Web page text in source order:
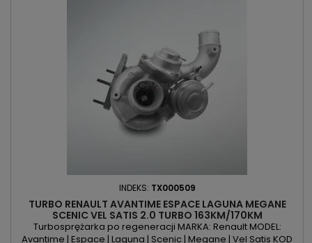
INDEKS: TX000509
TURBO RENAULT AVANTIME ESPACE LAGUNA MEGANE
SCENIC VEL SATIS 2.0 TURBO 163KM/170KM
Turbosprężarka po regeneracji MARKA: Renault MODEL:
Avantime | Espace | Laguna | Scenic | Megane | Vel Satis KOD